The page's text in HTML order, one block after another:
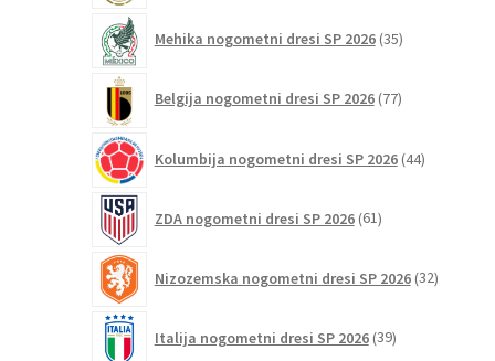
Mehika nogometni dresi SP 2026 35izdelkov
Belgija nogometni dresi SP 2026 77izdelkov
Kolumbija nogometni dresi SP 2026 44izdelkov
ZDA nogometni dresi SP 2026 61izdelkov
Nizozemska nogometni dresi SP 2026 32izdelkov
Italija nogometni dresi SP 2026 39izdelkov